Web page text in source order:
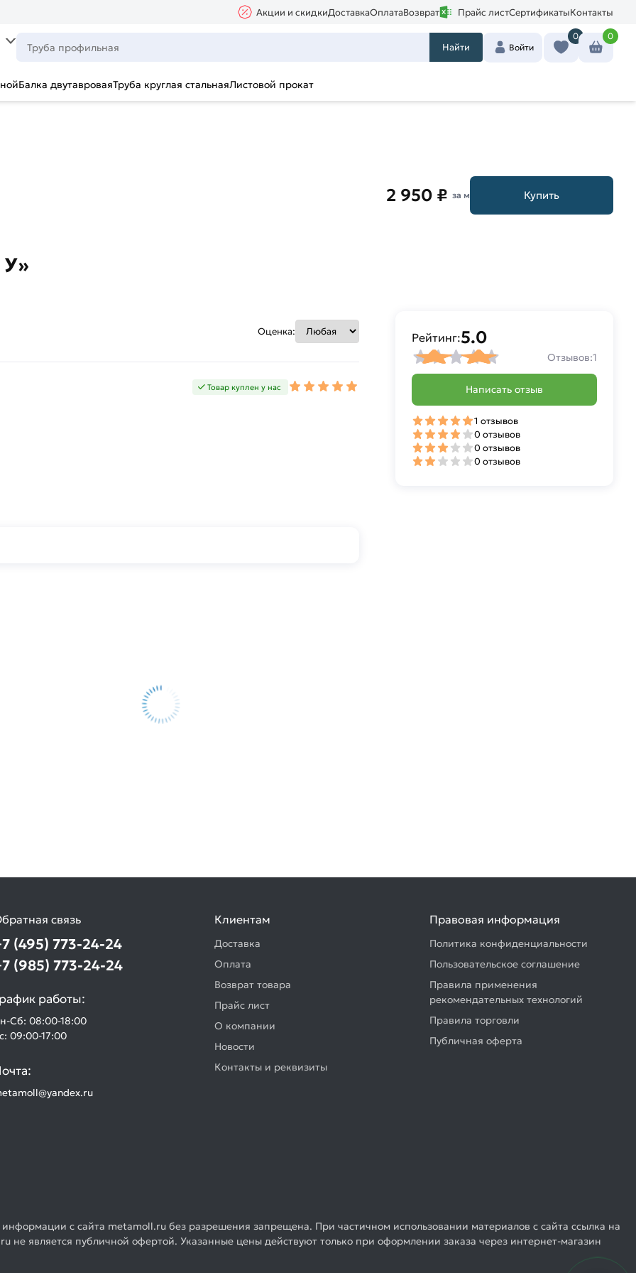
Акции и скидкиДоставкаОплатаВозврат Прайс листСертификатыКонтакты
Найти Войти
0 0
Балка двутавроваяТруба круглая стальнаяЛистовой прокат
2 950 ₽ за м Купить
Оценка:
Товар куплен у нас
Рейтинг:5.0
Отзывов:1
Написать отзыв
1 отзывов
0 отзывов
0 отзывов
0 отзывов
связь
(495) 773-24-24
(985) 773-24-24
работы:
Сб: 08:00-18:00
09:00-17:00
Клиентам
Доставка
Оплата
Возврат товара
Прайс лист
О компании
Новости
Контакты и реквизиты
Правовая информация
Политика конфиденциальности
Пользовательское соглашение
Правила применения
рекомендательных технологий
Правила торговли
Публичная оферта
с сайта metamoll.ru без разрешения запрещена. При частичном использовании материалов с сайта ссылка на
не является публичной офертой. Указанные цены действуют только при оформлении заказа через интернет-магазин